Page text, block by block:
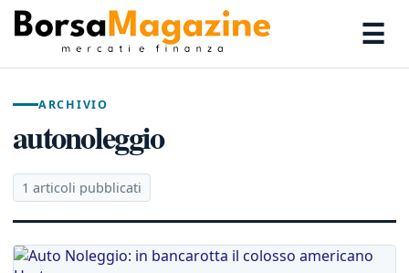
☰
ARCHIVIO
autonoleggio
1 articoli pubblicati